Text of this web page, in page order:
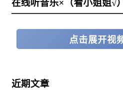
在线听音乐×（看小姐姐√）
点击展开视
近期文章